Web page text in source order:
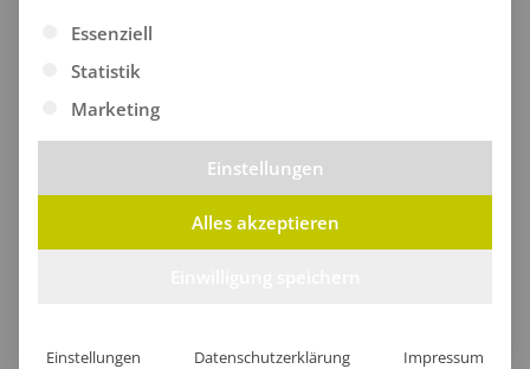
Es folgt eine Liste der Service-Gruppen, für die eine
Essenziell
Statistik
Marketing
Einstellungen
Alles akzeptieren
Einstellungen Datenschutzerklärung Impressum